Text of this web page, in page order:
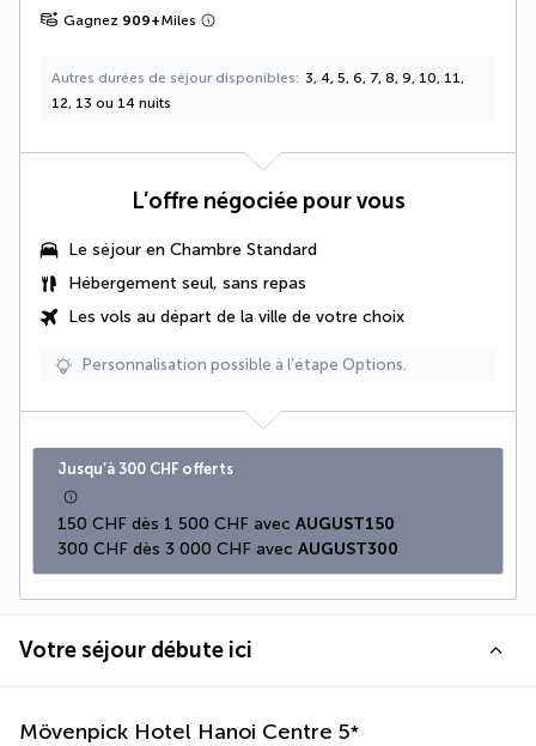
Gagnez 909+Miles
Autres durées de séjour disponibles
3, 4, 5, 6, 7, 8, 9, 10, 11,
12, 13 ou 14 nuits
L’offre négociée pour vous
Le séjour en Chambre Standard
Hébergement seul, sans repas
Les vols au départ de la ville de votre choix
Personnalisation possible à l’étape Options.
Jusqu’à 300 CHF offerts
150 CHF dès 1 500 CHF avec AUGUST150
300 CHF dès 3 000 CHF avec AUGUST300
Votre séjour débute ici
Mövenpick Hotel Hanoi Centre 5*